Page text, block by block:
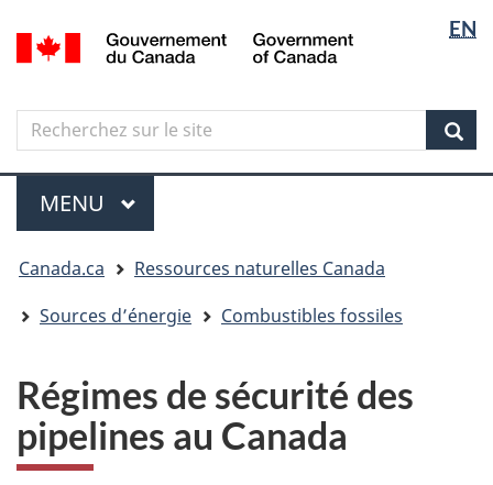
Aller
au
principal
Skip
to
government"
Passer
à
version
simplifiée
langue
EN
Canada
Search
Recherchez
sur
le
site
Menu
MENU PRINCIPAL
êtes
ici
Canada.ca
Ressources naturelles Canada
Sources d’énergie
Combustibles fossiles
Régimes de sécurité des
pipelines au Canada